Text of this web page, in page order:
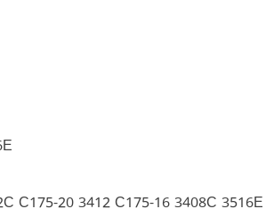
C175-20 3412 C175-16 3408C 3516E